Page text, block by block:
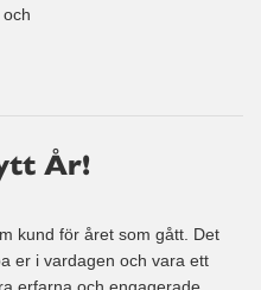
År!
kund för året som gått. Det
er i vardagen och vara ett